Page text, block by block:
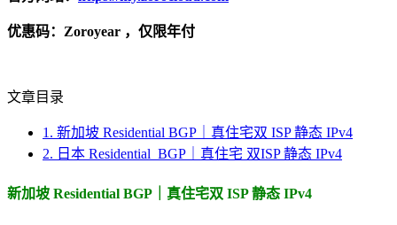
优惠码：Zoroyear ，仅限年付
文章目录
1. 新加坡 Residential BGP｜真住宅双 ISP 静态 IPv4
2. 日本 Residential BGP｜真住宅 双ISP 静态 IPv4
新加坡 Residential BGP｜真住宅双 ISP 静态 IPv4